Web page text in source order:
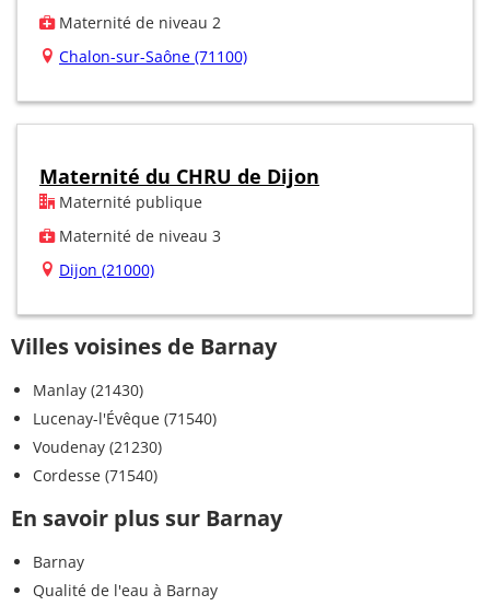
Maternité de niveau 2
Chalon-sur-Saône (71100)
Maternité du CHRU de Dijon
Maternité publique
Maternité de niveau 3
Dijon (21000)
Villes voisines de Barnay
Manlay (21430)
Lucenay-l'Évêque (71540)
Voudenay (21230)
Cordesse (71540)
En savoir plus sur Barnay
Barnay
Qualité de l'eau à Barnay